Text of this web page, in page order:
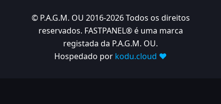
© P.A.G.M. OU 2016-2026 Todos os direitos
reservados. FASTPANEL® é uma marca
registada da P.A.G.M. OU.
Hospedado por kodu.cloud ❤️